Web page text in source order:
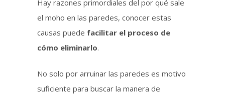
Hay razones primordiales del por qué sale
el moho en las paredes, conocer estas
causas puede facilitar el proceso de
cómo eliminarlo.
No solo por arruinar las paredes es motivo
suficiente para buscar la manera de